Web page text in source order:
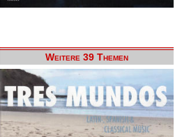
Weitere 39 Themen